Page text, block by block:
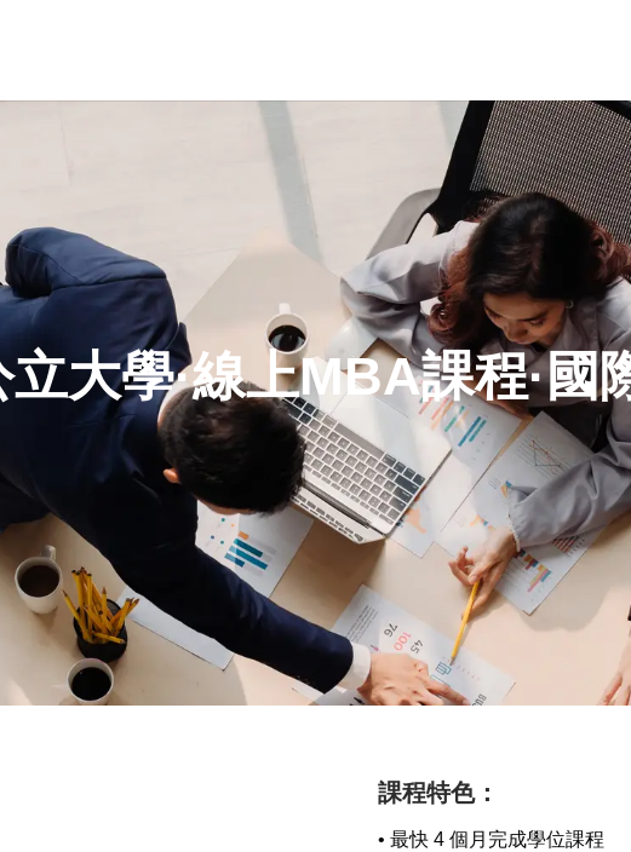
大學·線上MBA課程·國
課程特色：
• 最快 4 個月完成學位課程